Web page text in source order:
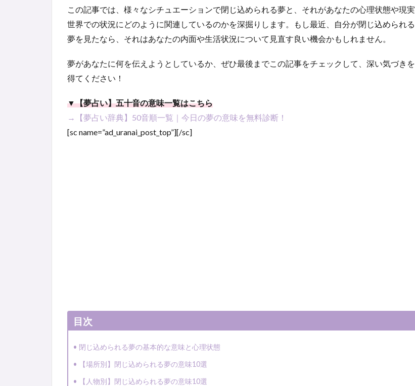
この記事では、様々なシチュエーションで閉じ込められる夢と、それがあなたの心理状態や現実
世界での状況にどのように関連しているのかを深掘りします。もし最近、自分が閉じ込められる
夢を見たなら、それはあなたの内面や生活状況について見直す良い機会かもしれません。
夢があなたに何を伝えようとしているか、ぜひ最後までこの記事をチェックして、深い気づきを
得てください！
▼【夢占い】五十音の意味一覧はこちら
→【夢占い辞典】50音順一覧｜今日の夢の意味を無料診断！
[sc name=”ad_uranai_post_top”][/sc]
目次
閉じ込められる夢の基本的な意味と心理状態
【場所別】閉じ込められる夢の意味10選
【人物別】閉じ込められる夢の意味10選